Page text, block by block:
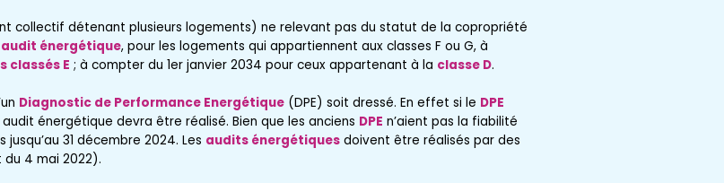
collectif détenant plusieurs logements) ne relevant pas du statut de la copropriété
audit énergétique, pour les logements qui appartiennent aux classes F ou G, à
classés E ; à compter du 1er janvier 2034 pour ceux appartenant à la classe D.
Diagnostic de Performance Energétique(DPE) soit dressé. En effet si le DPE
énergétique devra être réalisé. Bien que les anciens DPE n’aient pas la fiabilité
31 décembre 2024. Les audits énergétiquesdoivent être réalisés par des
4 mai 2022).